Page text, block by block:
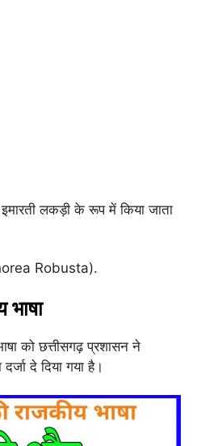
लकड़ी के रूप में किया जाता
Robusta).
भाषा
को छत्तीसगढ़ प्रशासन ने
दे दिया गया है।